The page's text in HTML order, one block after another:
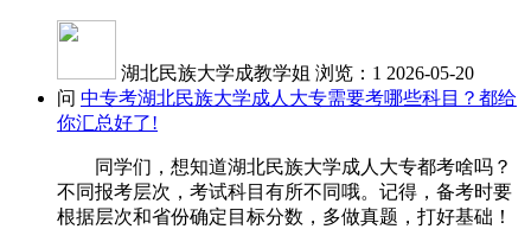
湖北民族大学成教学姐 浏览：1 2026-05-20
问 中专考湖北民族大学成人大专需要考哪些科目？都给
你汇总好了!
同学们，想知道湖北民族大学成人大专都考啥吗？
不同报考层次，考试科目有所不同哦。记得，备考时要
根据层次和省份确定目标分数，多做真题，打好基础！